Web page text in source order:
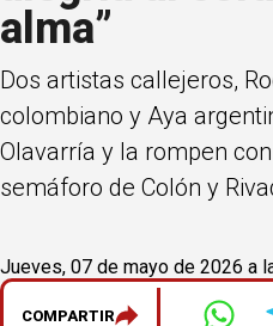
alma”
Dos artistas callejeros,
colombiano y Aya
Olavarría y la rompen
semáforo de Colón y
Jueves, 07 de mayo de 2026 a
COMPARTIR